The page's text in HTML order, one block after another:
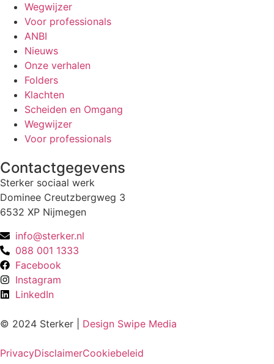
Wegwijzer
Voor professionals
ANBI
Nieuws
Onze verhalen
Folders
Klachten
Scheiden en Omgang
Wegwijzer
Voor professionals
Contactgegevens
Sterker sociaal werk
Dominee Creutzbergweg 3
6532 XP Nijmegen
info@sterker.nl
088 001 1333
Facebook
Instagram
LinkedIn
© 2024 Sterker | Design Swipe Media
PrivacyDisclaimerCookiebeleid